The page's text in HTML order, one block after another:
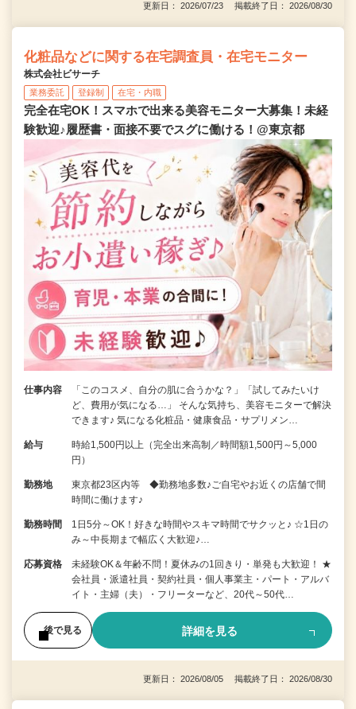
更新日： 2026/07/23 掲載終了日： 2026/08/30
化粧品などに関する在宅調査員・在宅モニター
株式会社ビサーチ
業務委託 登録制 在宅・内職
完全在宅OK！スマホで出来る美容モニター大募集！未経
験歓迎♪履歴書・面接不要でスグに働ける！@東京都
仕事内容
「このコスメ、自分の肌に合うかな？」「試してみたいけ
ど、費用が気になる…」 そんな気持ち、美容モニターで解決
できます♪ 気になる化粧品・健康食品・サプリメン…
給与
時給1,500円以上（完全出来高制／時間額1,500円～5,000
円）
勤務地
東京都23区内等 ◆勤務地多数♪ご自宅やお近くの店舗で間
時間に働けます♪
勤務時間
1日5分～OK！好きな時間やスキマ時間でサクッと♪ ☆1日の
み～中長期まで幅広く大歓迎♪…
応募資格
未経験OK＆年齢不問！夏休みの1回きり・単発も大歓迎！ ★
会社員・派遣社員・契約社員・個人事業主・パート・アルバ
イト・主婦（夫）・フリーターなど、20代～50代…
後で見る 詳細を見る
更新日： 2026/08/05 掲載終了日： 2026/08/30